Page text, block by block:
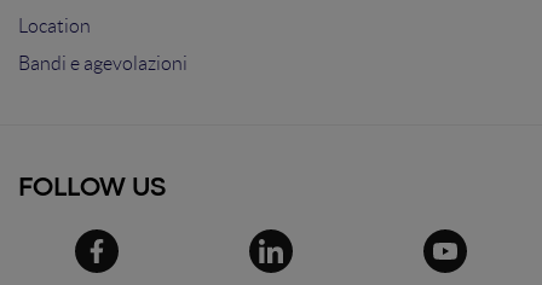
Location
Bandi e agevolazioni
FOLLOW US